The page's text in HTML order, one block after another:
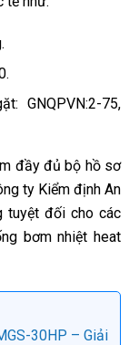
GNQPVN:2-75,
đầy đủ bộ hồ sơ
ty Kiểm định An
tuyệt đối cho các
bơm nhiệt heat
30HP – Giải